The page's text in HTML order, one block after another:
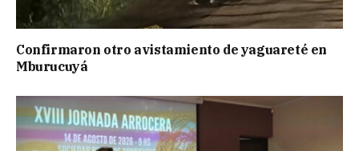
Confirmaron otro avistamiento de yaguareté en
Mburucuyá